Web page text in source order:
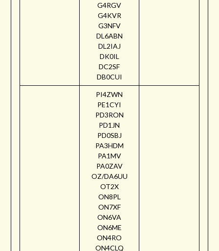
G4RGV
G4KVR
G3NFV
DL6ABN
DL2IAJ
DK0IL
DC2SF
DB0CUI
PI4ZWN
PE1CYI
PD3RON
PD1JN
PD0SBJ
PA3HDM
PA1MV
PA0ZAV
OZ/DA6UU
OT2X
ON8PL
ON7XF
ON6VA
ON6ME
ON4RO
ON4CLQ